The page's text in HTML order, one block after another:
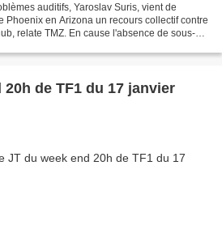
auditifs, Yaroslav Suris, vient de
Phoenix en Arizona un recours collectif contre
relate TMZ. En cause l'absence de sous-
de TF1 du 17 janvier